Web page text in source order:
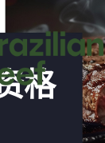
格